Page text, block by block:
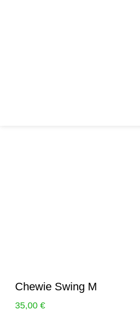
Chewie Swing M
35,00 €